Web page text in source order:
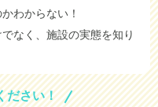
わからない！
なく、施設の実態を知り
ださい！